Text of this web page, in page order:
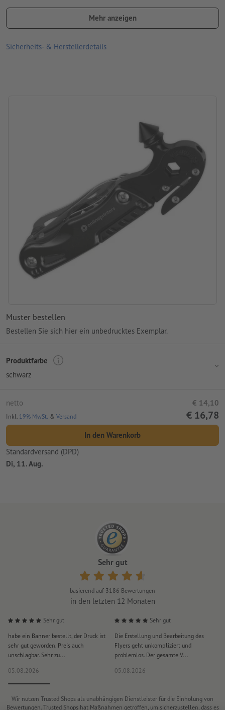
oder der Monitoreinstellung von den tatsächlichen
Produktfarben abweichen können
Material: rostfreier Edelstahl
Mehr anzeigen
Sicherheits- & Herstellerdetails
Muster bestellen
Bestellen Sie sich hier ein unbedrucktes Exemplar.
Produktfarbe
schwarz
netto € 14,10
Inkl. 19% MwSt. & Versand € 16,78
In den Warenkorb
Standardversand (DPD)
Di, 11. Aug.
Sehr gut
basierend auf 3186 Bewertungen
in den letzten 12 Monaten
Sehr gut
habe ein Banner bestellt, der Druck ist
sehr gut geworden. Preis auch
unschlagbar. Sehr zu...
05.08.2026
Sehr gut
Die Erstellung und Bearbeitung des
Flyers geht unkompliziert und
problemlos. Der gesamte V...
05.08.2026
Wir nutzen Trusted Shops als unabhängigen Dienstleister für die Einholung von
Bewertungen. Trusted Shops hat Maßnahmen getroffen, um sicherzustellen, dass es